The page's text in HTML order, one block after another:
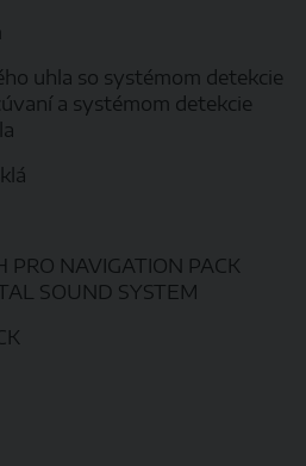
uhla so systémom detekcie
a systémom detekcie
PRO NAVIGATION PACK
SOUND SYSTEM